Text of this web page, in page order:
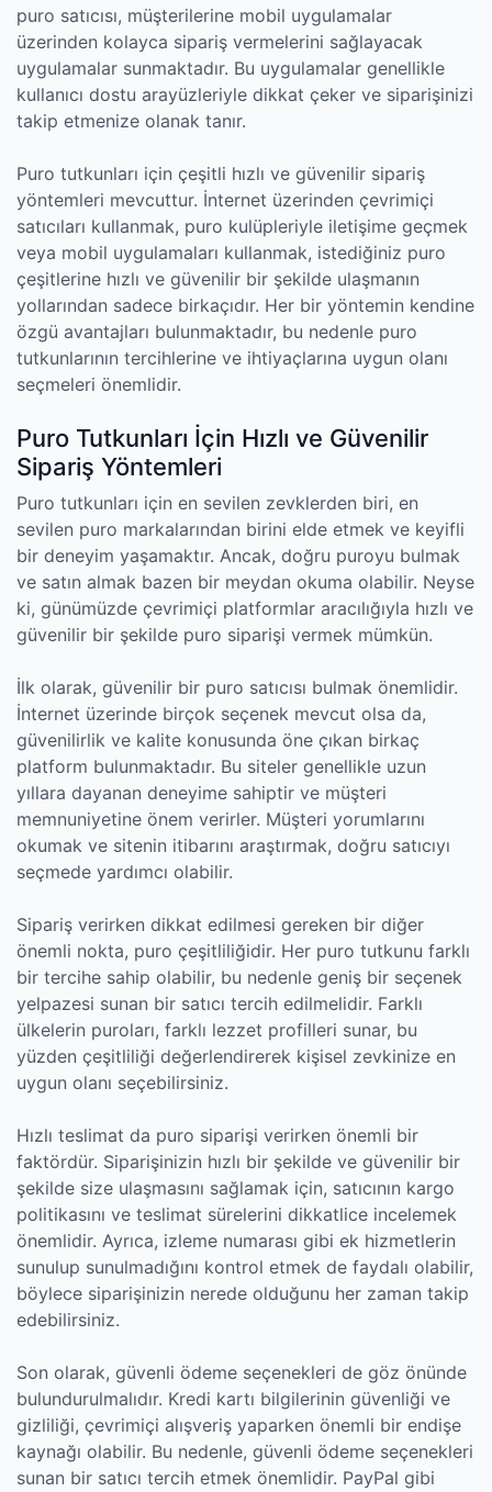
puro satıcısı, müşterilerine mobil uygulamalar
üzerinden kolayca sipariş vermelerini sağlayacak
uygulamalar sunmaktadır. Bu uygulamalar genellikle
kullanıcı dostu arayüzleriyle dikkat çeker ve siparişinizi
takip etmenize olanak tanır.
Puro tutkunları için çeşitli hızlı ve güvenilir sipariş
yöntemleri mevcuttur. İnternet üzerinden çevrimiçi
satıcıları kullanmak, puro kulüpleriyle iletişime geçmek
veya mobil uygulamaları kullanmak, istediğiniz puro
çeşitlerine hızlı ve güvenilir bir şekilde ulaşmanın
yollarından sadece birkaçıdır. Her bir yöntemin kendine
özgü avantajları bulunmaktadır, bu nedenle puro
tutkunlarının tercihlerine ve ihtiyaçlarına uygun olanı
seçmeleri önemlidir.
Puro Tutkunları İçin Hızlı ve Güvenilir
Sipariş Yöntemleri
Puro tutkunları için en sevilen zevklerden biri, en
sevilen puro markalarından birini elde etmek ve keyifli
bir deneyim yaşamaktır. Ancak, doğru puroyu bulmak
ve satın almak bazen bir meydan okuma olabilir. Neyse
ki, günümüzde çevrimiçi platformlar aracılığıyla hızlı ve
güvenilir bir şekilde puro siparişi vermek mümkün.
İlk olarak, güvenilir bir puro satıcısı bulmak önemlidir.
İnternet üzerinde birçok seçenek mevcut olsa da,
güvenilirlik ve kalite konusunda öne çıkan birkaç
platform bulunmaktadır. Bu siteler genellikle uzun
yıllara dayanan deneyime sahiptir ve müşteri
memnuniyetine önem verirler. Müşteri yorumlarını
okumak ve sitenin itibarını araştırmak, doğru satıcıyı
seçmede yardımcı olabilir.
Sipariş verirken dikkat edilmesi gereken bir diğer
önemli nokta, puro çeşitliliğidir. Her puro tutkunu farklı
bir tercihe sahip olabilir, bu nedenle geniş bir seçenek
yelpazesi sunan bir satıcı tercih edilmelidir. Farklı
ülkelerin puroları, farklı lezzet profilleri sunar, bu
yüzden çeşitliliği değerlendirerek kişisel zevkinize en
uygun olanı seçebilirsiniz.
Hızlı teslimat da puro siparişi verirken önemli bir
faktördür. Siparişinizin hızlı bir şekilde ve güvenilir bir
şekilde size ulaşmasını sağlamak için, satıcının kargo
politikasını ve teslimat sürelerini dikkatlice incelemek
önemlidir. Ayrıca, izleme numarası gibi ek hizmetlerin
sunulup sunulmadığını kontrol etmek de faydalı olabilir,
böylece siparişinizin nerede olduğunu her zaman takip
edebilirsiniz.
Son olarak, güvenli ödeme seçenekleri de göz önünde
bulundurulmalıdır. Kredi kartı bilgilerinin güvenliği ve
gizliliği, çevrimiçi alışveriş yaparken önemli bir endişe
kaynağı olabilir. Bu nedenle, güvenli ödeme seçenekleri
sunan bir satıcı tercih etmek önemlidir. PayPal gibi